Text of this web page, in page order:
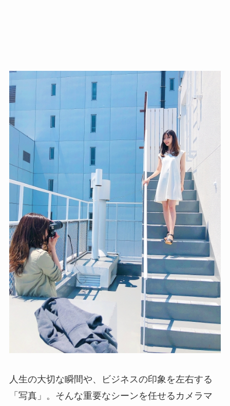
人生の大切な瞬間や、ビジネスの印象を左右する
「写真」。そんな重要なシーンを任せるカメラマ